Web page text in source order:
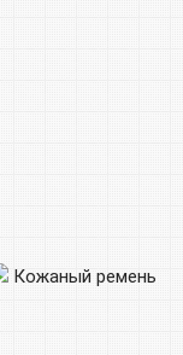
Кожаный ремень